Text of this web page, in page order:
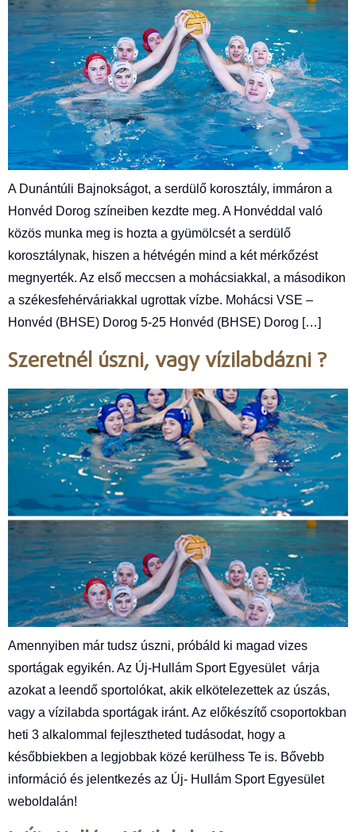
A Dunántúli Bajnokságot, a serdülő korosztály, immáron a
Honvéd Dorog színeiben kezdte meg. A Honvéddal való
közös munka meg is hozta a gyümölcsét a serdülő
korosztálynak, hiszen a hétvégén mind a két mérkőzést
megnyerték. Az első meccsen a mohácsiakkal, a másodikon
a székesfehérváriakkal ugrottak vízbe. Mohácsi VSE –
Honvéd (BHSE) Dorog 5-25 Honvéd (BHSE) Dorog […]
Szeretnél úszni, vagy vízilabdázni ?
Amennyiben már tudsz úszni, próbáld ki magad vizes
sportágak egyikén. Az Új-Hullám Sport Egyesület várja
azokat a leendő sportolókat, akik elkötelezettek az úszás,
vagy a vízilabda sportágak iránt. Az előkészítő csoportokban
heti 3 alkalommal fejlesztheted tudásodat, hogy a
későbbiekben a legjobbak közé kerülhess Te is. Bővebb
információ és jelentkezés az Új- Hullám Sport Egyesület
weboldalán!